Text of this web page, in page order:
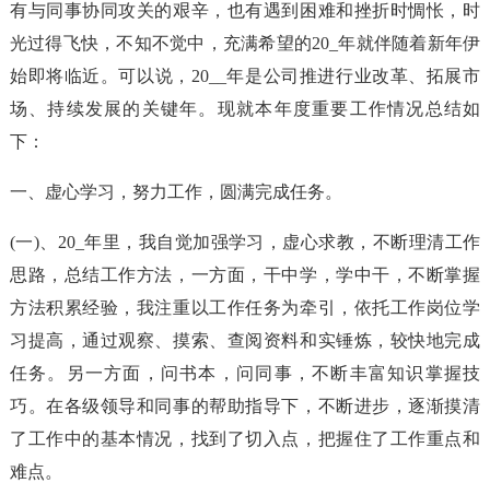
有与同事协同攻关的艰辛，也有遇到困难和挫折时惆怅，时
光过得飞快，不知不觉中，充满希望的20_年就伴随着新年伊
始即将临近。可以说，20__年是公司推进行业改革、拓展市
场、持续发展的关键年。现就本年度重要工作情况总结如
下：
一、虚心学习，努力工作，圆满完成任务。
(一)、20_年里，我自觉加强学习，虚心求教，不断理清工作
思路，总结工作方法，一方面，干中学，学中干，不断掌握
方法积累经验，我注重以工作任务为牵引，依托工作岗位学
习提高，通过观察、摸索、查阅资料和实锤炼，较快地完成
任务。另一方面，问书本，问同事，不断丰富知识掌握技
巧。在各级领导和同事的帮助指导下，不断进步，逐渐摸清
了工作中的基本情况，找到了切入点，把握住了工作重点和
难点。